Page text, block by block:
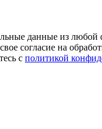
данные из любой
согласие на
с политикой